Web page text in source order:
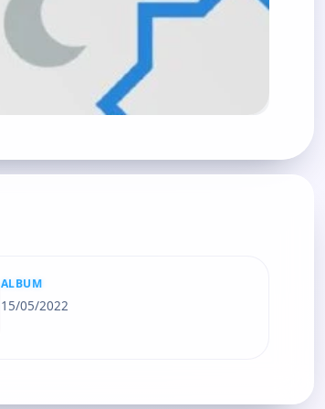
ALBUM
15/05/2022